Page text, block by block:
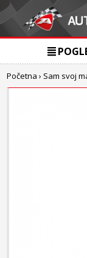
Početna › Sam svoj